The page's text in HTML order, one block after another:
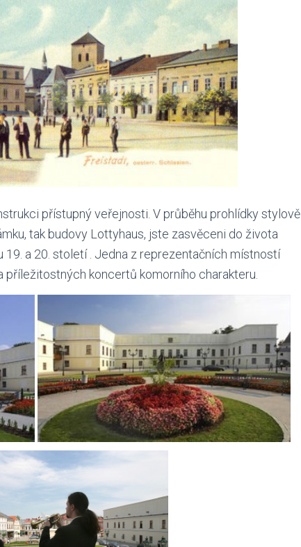
přístupný veřejnosti. V průběhu prohlídky stylově
tak budovy Lottyhaus, jste zasvěceni do života
a 20. století . Jedna z reprezentačních místností
koncertů komorního charakteru.